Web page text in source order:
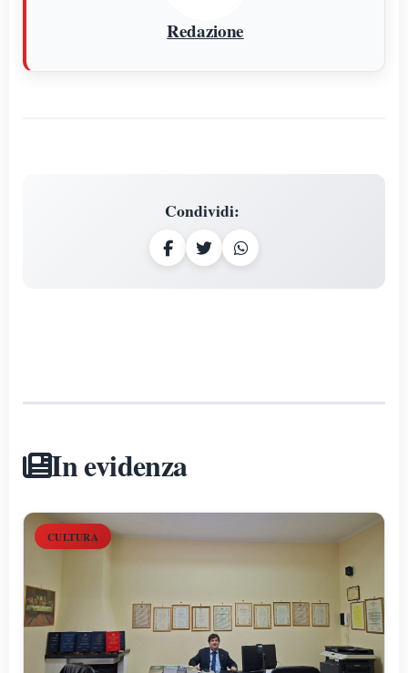
Redazione
Condividi:
In evidenza
CULTURA